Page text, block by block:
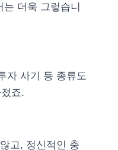
더욱 그렇습니
자 사기 등 종류도
죠.
고, 정신적인 충